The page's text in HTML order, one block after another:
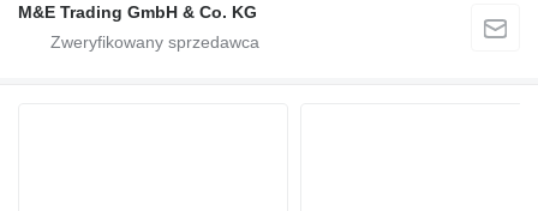
M&E Trading GmbH & Co. KG